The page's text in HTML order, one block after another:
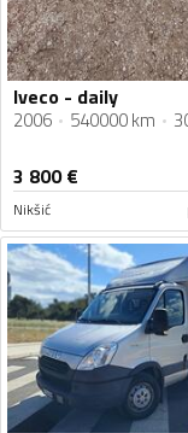
Iveco - daily
2006 540000 km
3 800€
Nikšić